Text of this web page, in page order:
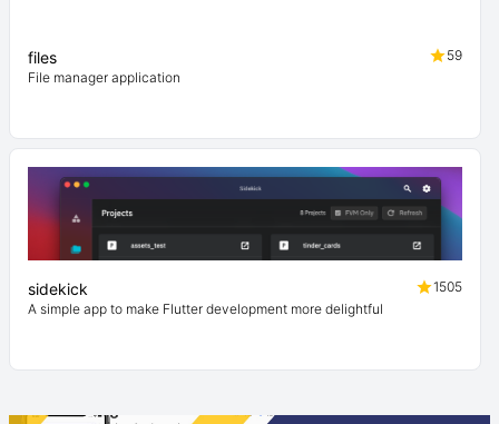
files
59
File manager application
sidekick
1505
A simple app to make Flutter development more delightful